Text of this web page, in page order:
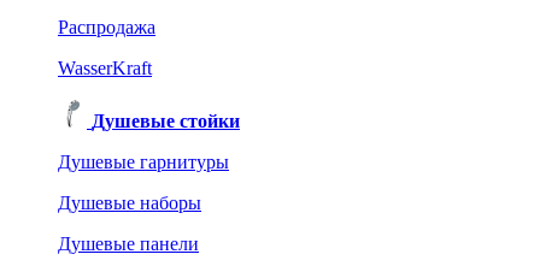
Распродажа
WasserKraft
Душевые стойки
Душевые гарнитуры
Душевые наборы
Душевые панели